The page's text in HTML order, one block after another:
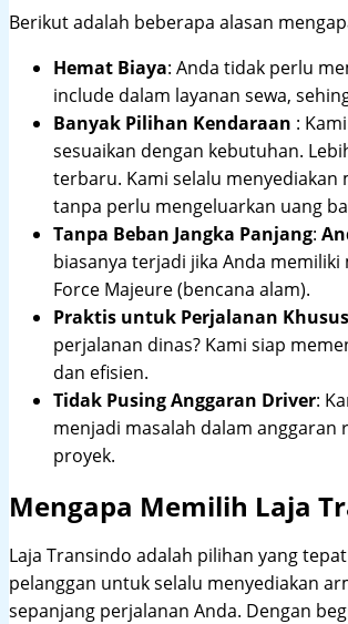
Berikut adalah beberapa alasan
Hemat Biaya: Anda tidak perlu
include dalam layanan sewa,
Banyak Pilihan Kendaraan :
sesuaikan dengan kebutuhan.
terbaru. Kami selalu
tanpa perlu mengeluarkan uang
Tanpa Beban Jangka Panjang:
biasanya terjadi jika Anda
Force Majeure (bencana alam).
Praktis untuk Perjalanan Khusus
perjalanan dinas? Kami siap
dan efisien.
Tidak Pusing Anggaran Driver:
menjadi masalah dalam
proyek.
Mengapa Memilih Laja
Laja Transindo adalah pilihan yang
pelanggan untuk selalu menyediakan
sepanjang perjalanan Anda. Dengan